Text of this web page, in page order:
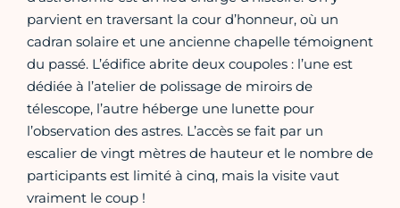
parvient en traversant la cour d’honneur, où un
cadran solaire et une ancienne chapelle témoignent
du passé. L’édifice abrite deux coupoles : l’une est
dédiée à l’atelier de polissage de miroirs de
télescope, l’autre héberge une lunette pour
l’observation des astres. L’accès se fait par un
escalier de vingt mètres de hauteur et le nombre de
participants est limité à cinq, mais la visite vaut
vraiment le coup !